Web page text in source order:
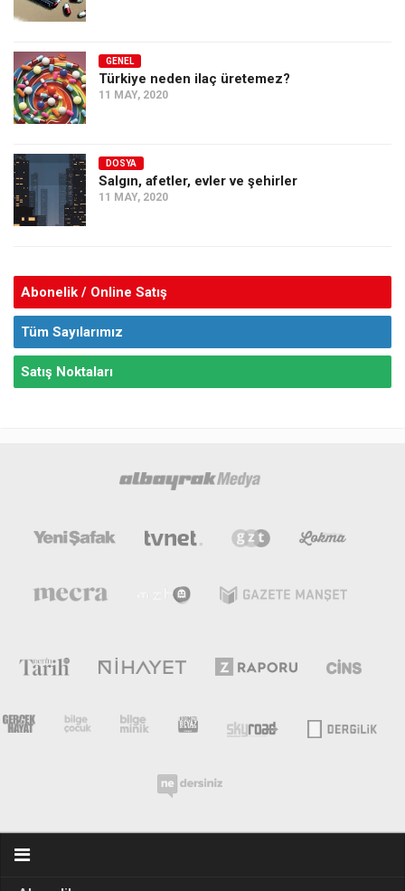
GENEL
Türkiye neden ilaç üretemez?
11 MAY, 2020
DOSYA
Salgın, afetler, evler ve şehirler
11 MAY, 2020
Abonelik / Online Satış
Tüm Sayılarımız
Satış Noktaları